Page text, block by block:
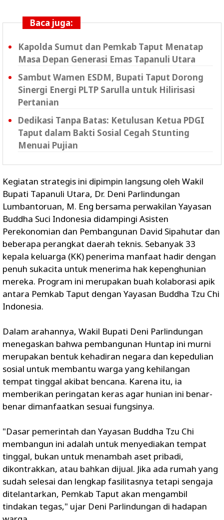
Baca juga:
Kapolda Sumut dan Pemkab Taput Menatap
Masa Depan Generasi Emas Tapanuli Utara
‎Sambut Wamen ESDM, Bupati Taput Dorong
Sinergi Energi PLTP Sarulla untuk Hilirisasi
Pertanian
Dedikasi Tanpa Batas: Ketulusan Ketua PDGI
Taput dalam Bakti Sosial Cegah Stunting
Menuai Pujian
‎Kegiatan strategis ini dipimpin langsung oleh Wakil
Bupati Tapanuli Utara, Dr. Deni Parlindungan
Lumbantoruan, M. Eng bersama perwakilan Yayasan
Buddha Suci Indonesia didampingi Asisten
Perekonomian dan Pembangunan David Sipahutar dan
beberapa perangkat daerah teknis. Sebanyak 33
kepala keluarga (KK) penerima manfaat hadir dengan
penuh sukacita untuk menerima hak kepenghunian
mereka. Program ini merupakan buah kolaborasi apik
antara Pemkab Taput dengan Yayasan Buddha Tzu Chi
Indonesia.
‎Dalam arahannya, Wakil Bupati Deni Parlindungan
menegaskan bahwa pembangunan Huntap ini murni
merupakan bentuk kehadiran negara dan kepedulian
sosial untuk membantu warga yang kehilangan
tempat tinggal akibat bencana. Karena itu, ia
memberikan peringatan keras agar hunian ini benar-
benar dimanfaatkan sesuai fungsinya.
‎"Dasar pemerintah dan Yayasan Buddha Tzu Chi
membangun ini adalah untuk menyediakan tempat
tinggal, bukan untuk menambah aset pribadi,
dikontrakkan, atau bahkan dijual. Jika ada rumah yang
sudah selesai dan lengkap fasilitasnya tetapi sengaja
ditelantarkan, Pemkab Taput akan mengambil
tindakan tegas," ujar Deni Parlindungan di hadapan